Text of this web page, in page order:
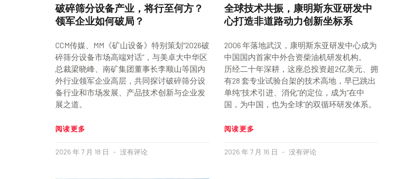
破碎筛分设备产业，将行至何方？
领军企业如何破局？
CCM传媒、MM《矿山设备》特别策划“2026破
碎筛分设备市场高端对话”，与美卓大中华区
总裁梁晓峰、南矿集团董事长李顺山等国内
外行业领军企业高层，共同探讨破碎筛分设
备行业和市场发展、产品技术创新与企业发
展之道。
阅读更多
2026 年 7 月 18 日 没有评论
全球技术共振，康明斯东亚研发中
心打造非道路动力创新坐标系
2006 年落地武汉，康明斯东亚研发中心成为
中国国内首家中外合资柴油机研发机构。
历经二十年深耕，这座总投资超2亿美元、拥
有28 套专业试验台架的技术高地，早已跳出
单纯“技术引进、消化”的定位，成为“在中
国，为中国，也为全球”的双循环研发体系。
阅读更多
2026 年 7 月 16 日 没有评论